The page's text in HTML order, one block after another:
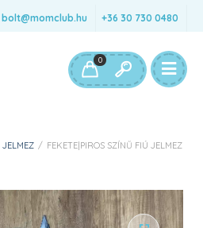
bolt@momclub.hu +36 30 730 0480
0
JELMEZ / FEKETE|PIROS SZÍNŰ FIÚ JELMEZ